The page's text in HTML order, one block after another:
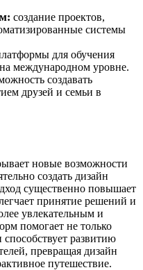
создание проектов,
системы
для обучения
международном уровне.
создавать
друзей и семьи в
новые возможности
создать дизайн
существенно повышает
принятие решений и
увлекательным и
помогает не только
развитию
превращая дизайн
путешествие.